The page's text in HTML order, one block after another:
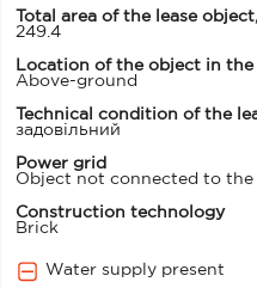
Total area of the lease
249.4
Location of the object in
Above-ground
Technical condition of the
задовільний
Power grid
Object not connected to the
Construction technology
Brick
Water supply present